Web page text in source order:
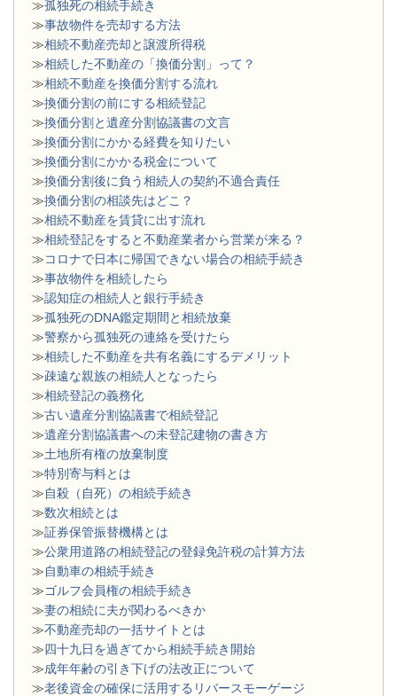
≫孤独死の相続手続き
≫事故物件を売却する方法
≫相続不動産売却と譲渡所得税
≫相続した不動産の「換価分割」って？
≫相続不動産を換価分割する流れ
≫換価分割の前にする相続登記
≫換価分割と遺産分割協議書の文言
≫換価分割にかかる経費を知りたい
≫換価分割にかかる税金について
≫換価分割後に負う相続人の契約不適合責任
≫換価分割の相談先はどこ？
≫相続不動産を賃貸に出す流れ
≫相続登記をすると不動産業者から営業が来る？
≫コロナで日本に帰国できない場合の相続手続き
≫事故物件を相続したら
≫認知症の相続人と銀行手続き
≫孤独死のDNA鑑定期間と相続放棄
≫警察から孤独死の連絡を受けたら
≫相続した不動産を共有名義にするデメリット
≫疎遠な親族の相続人となったら
≫相続登記の義務化
≫古い遺産分割協議書で相続登記
≫遺産分割協議書への未登記建物の書き方
≫土地所有権の放棄制度
≫特別寄与料とは
≫自殺（自死）の相続手続き
≫数次相続とは
≫証券保管振替機構とは
≫公衆用道路の相続登記の登録免許税の計算方法
≫自動車の相続手続き
≫ゴルフ会員権の相続手続き
≫妻の相続に夫が関わるべきか
≫不動産売却の一括サイトとは
≫四十九日を過ぎてから相続手続き開始
≫成年年齢の引き下げの法改正について
≫老後資金の確保に活用するリバースモーゲージ